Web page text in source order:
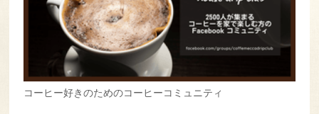
コーヒー好きのためのコーヒーコミュニティ